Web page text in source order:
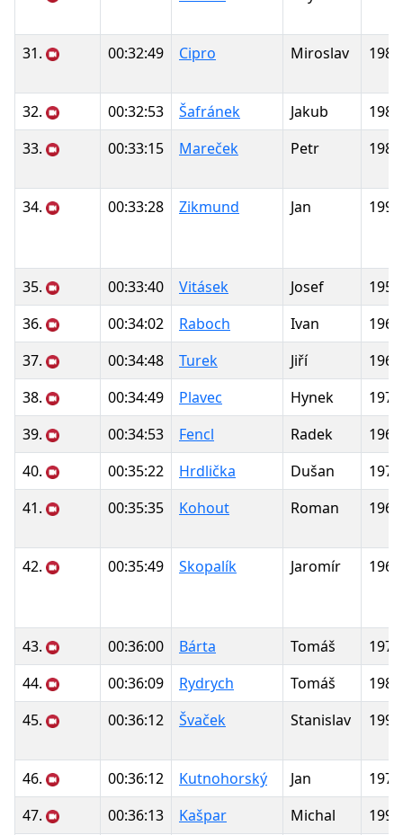
31. 00:32:49 Cipro Miroslav 1986
32. 00:32:53 Šafránek Jakub
1983
33.
00:33:15 Mareček Petr 1980
34. 00:33:28 Zikmund Jan 1990
35. 00:33:40 Vitásek Josef
1958
36.
00:34:02 Raboch Ivan
1966
37.
00:34:48 Turek Jiří
1962
38.
00:34:49 Plavec Hynek
1978
39.
00:34:53 Fencl Radek
1965
40.
00:35:22 Hrdlička Dušan
1973
41.
00:35:35 Kohout Roman 1969
42. 00:35:49 Skopalík Jaromír 1963
43. 00:36:00 Bárta Tomáš
1974
44.
00:36:09 Rydrych Tomáš
1986
45.
00:36:12 Švaček Stanislav 1993
46. 00:36:12 Kutnohorský Jan
1974
47.
00:36:13 Kašpar Michal
1990